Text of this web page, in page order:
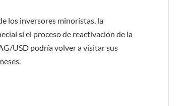
los inversores minoristas, la
si el proceso de reactivación de la
USD podría volver a visitar sus